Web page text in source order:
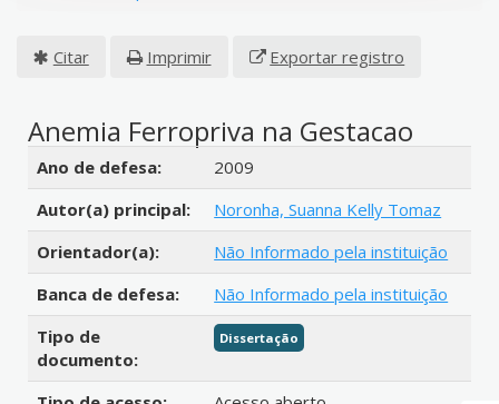
Citar Imprimir Exportar registro
Anemia Ferropriva na Gestacao
Detalhes bibliográficos
Ano de defesa:
2009
Autor(a) principal:
Noronha, Suanna Kelly Tomaz
Orientador(a):
Não Informado pela instituição
Banca de defesa:
Não Informado pela instituição
Tipo de
documento:
Dissertação